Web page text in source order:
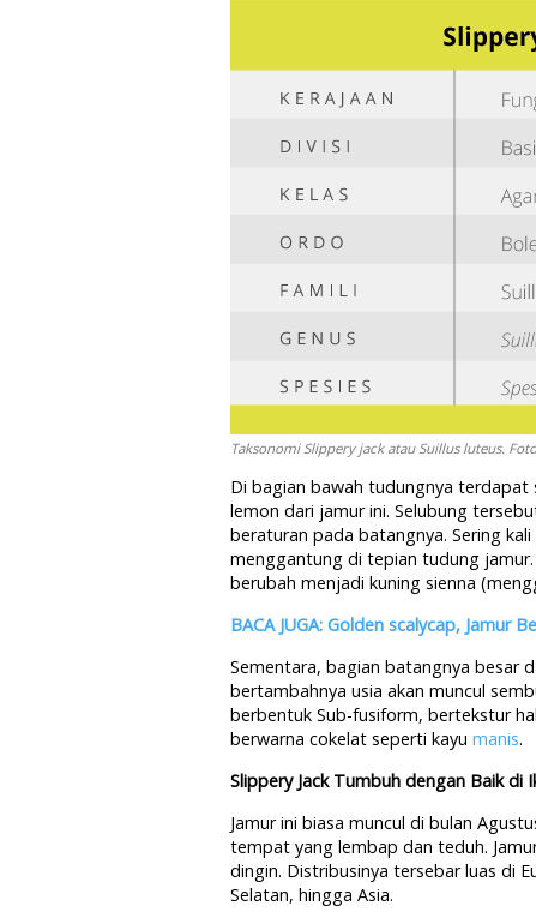
Taksonomi Slippery jack atau Suillus luteus.
Di bagian bawah tudungnya
lemon dari jamur ini. Selubung
beraturan pada batangnya. Sering
menggantung di tepian tudung
berubah menjadi kuning sienna
BACA JUGA: Golden scalycap, Jamur
Sementara, bagian batangnya besar
bertambahnya usia akan muncul
berbentuk Sub-fusiform, bertekstur
berwarna cokelat seperti kayu manis.
Slippery Jack Tumbuh dengan Baik di
Jamur ini biasa muncul di bulan
tempat yang lembap dan teduh.
dingin. Distribusinya tersebar luas di
Selatan, hingga Asia.